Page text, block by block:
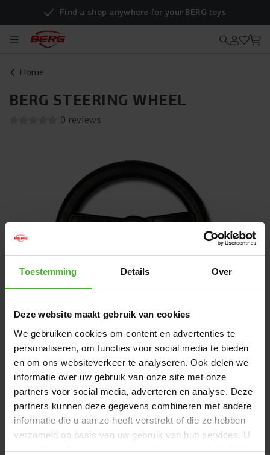
Toestemming Details Over
Deze website maakt gebruik van cookies
We gebruiken cookies om content en advertenties te
personaliseren, om functies voor social media te bieden
en om ons websiteverkeer te analyseren. Ook delen we
informatie over uw gebruik van onze site met onze
partners voor social media, adverteren en analyse. Deze
partners kunnen deze gegevens combineren met andere
informatie die u aan ze heeft verstrekt of die ze hebben
verzameld op basis van uw gebruik van hun services. U
gaat akkoord met onze cookies als u onze website blijft
Find a shop anywhere for your BERG toys
Home
BERG STEERING WHEEL
0 reviews
1/1
DIMENSIONS AND DETAILS
Product Name
FIND A STORE